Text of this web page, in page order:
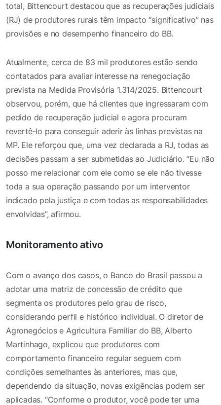
total, Bittencourt destacou que as recuperações judiciais
(RJ) de produtores rurais têm impacto “significativo” nas
provisões e no desempenho financeiro do BB.
Atualmente, cerca de 83 mil produtores estão sendo
contatados para avaliar interesse na renegociação
prevista na Medida Provisória 1.314/2025. Bittencourt
observou, porém, que há clientes que ingressaram com
pedido de recuperação judicial e agora procuram
revertê-lo para conseguir aderir às linhas previstas na
MP. Ele reforçou que, uma vez declarada a RJ, todas as
decisões passam a ser submetidas ao Judiciário. “Eu não
posso me relacionar com ele como se ele não tivesse
toda a sua operação passando por um interventor
indicado pela justiça e com todas as responsabilidades
envolvidas”, afirmou.
Monitoramento ativo
Com o avanço dos casos, o Banco do Brasil passou a
adotar uma matriz de concessão de crédito que
segmenta os produtores pelo grau de risco,
considerando perfil e histórico individual. O diretor de
Agronegócios e Agricultura Familiar do BB, Alberto
Martinhago, explicou que produtores com
comportamento financeiro regular seguem com
condições semelhantes às anteriores, mas que,
dependendo da situação, novas exigências podem ser
aplicadas. “Conforme o produtor, você pode ter uma